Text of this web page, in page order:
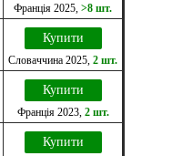
Франція 2025 >8 шт.
Купити
Словаччина 2025 2 шт.
Купити
Франція2023, 2 шт.
Купити